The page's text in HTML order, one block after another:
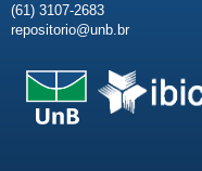
(61) 3107-2683
repositorio@unb.br